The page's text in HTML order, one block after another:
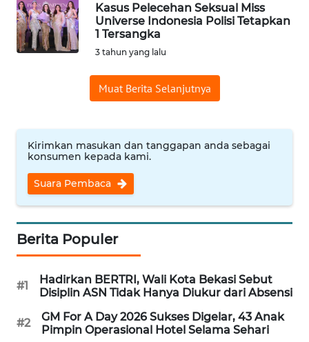
Kasus Pelecehan Seksual Miss
Universe Indonesia Polisi Tetapkan
1 Tersangka
3 tahun yang lalu
Muat Berita Selanjutnya
Kirimkan masukan dan tanggapan anda sebagai
konsumen kepada kami.
Suara Pembaca
Berita Populer
#1
Hadirkan BERTRI, Wali Kota Bekasi Sebut
Disiplin ASN Tidak Hanya Diukur dari Absensi
#2
GM For A Day 2026 Sukses Digelar, 43 Anak
Pimpin Operasional Hotel Selama Sehari
WN
TANGERANG
WN
CIREBON
WN
INDRAMAYU
WN
KUNINGAN
WN
MAJALENGKA
WN